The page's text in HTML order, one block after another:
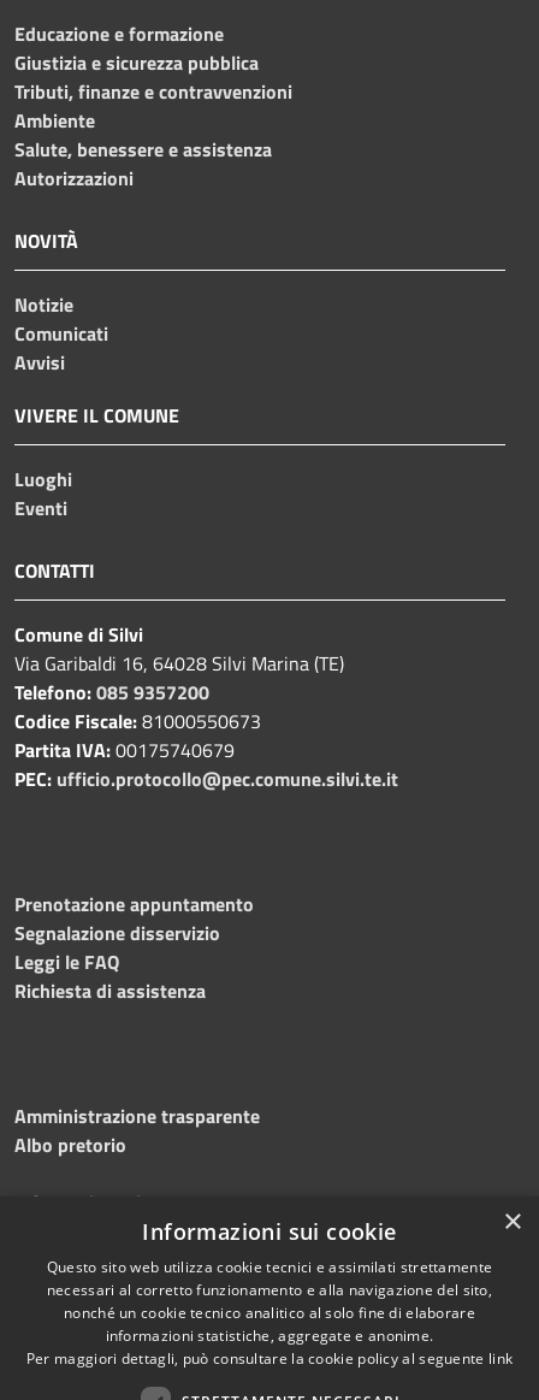
Educazione e formazione
Giustizia e sicurezza pubblica
Tributi, finanze e contravvenzioni
Ambiente
Salute, benessere e assistenza
Autorizzazioni
NOVITÀ
Notizie
Comunicati
Avvisi
VIVERE IL COMUNE
Luoghi
Eventi
CONTATTI
Comune di Silvi
Via Garibaldi 16, 64028 Silvi Marina (TE)
Telefono:085 9357200
Codice Fiscale:81000550673
Partita IVA:00175740679
PEC: ufficio.protocollo@pec.comune.silvi.te.it
Prenotazione appuntamento
Segnalazione disservizio
Leggi le FAQ
Richiesta di assistenza
Amministrazione trasparente
Albo pretorio
Informativa privacy
Dichiarazione di accessibilità
Copyright © 2026 • Comune di
×
Informazioni sui cookie
Questo sito web utilizza cookie tecnici e assimilati strettamente
necessari al corretto funzionamento e alla navigazione del sito,
nonché un cookie tecnico analitico al solo fine di elaborare
informazioni statistiche, aggregate e anonime.
Per maggiori dettagli, può consultare la cookie policy al seguente link